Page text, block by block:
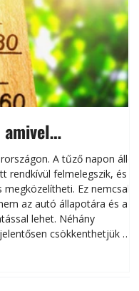
amivel
nyári károktól
A tűző napon álló
rendkívül felmelegszik, és
Ez nemcsak
az autó állapotára és a
lehet. Néhány
csökkenthetjük a